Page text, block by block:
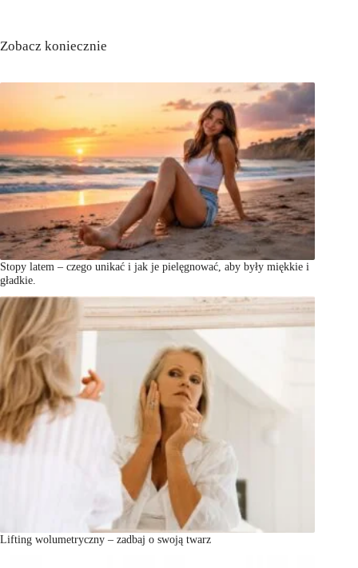
Zobacz koniecznie
Stopy latem – czego unikać i jak je pielęgnować, aby były miękkie i
gładkie.
Lifting wolumetryczny – zadbaj o swoją twarz